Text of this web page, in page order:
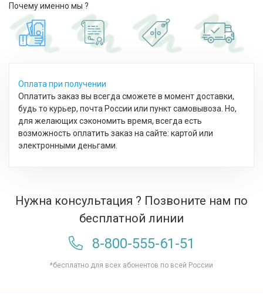
Почему именно мы ?
Оплата при получении
Оплатить заказ вы всегда сможете в момент доставки,
будь то курьер, почта России или пункт самовывоза. Но,
для желающих сэкономить время, всегда есть
возможность оплатить заказ на сайте: картой или
электронными деньгами.
Нужна консультация ? Позвоните нам по
бесплатной линии
8-800-555-61-51
*бесплатно для всех абонентов по всей России